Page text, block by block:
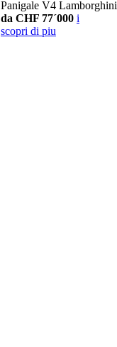
Panigale V4 Lamborghini
da CHF 77´000 i
scopri di piu